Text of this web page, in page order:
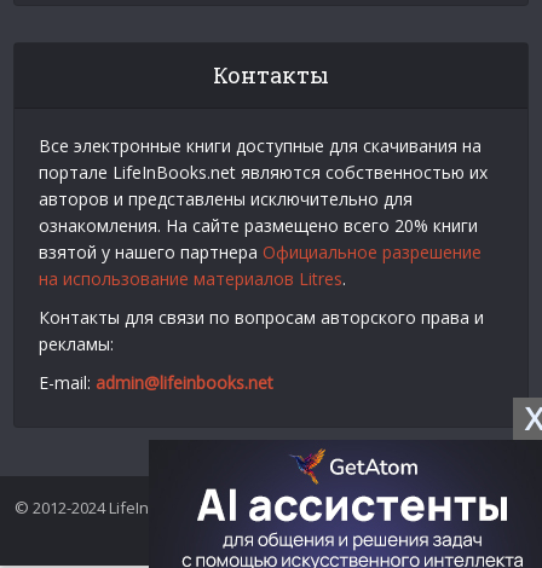
X
Контакты
Все электронные книги доступные для скачивания на
портале LifeInBooks.net являются собственностью их
авторов и представлены исключительно для
ознакомления. На сайте размещено всего 20% книги
взятой у нашего партнера Официальное разрешение
на использование материалов Litres.
Контакты для связи по вопросам авторского права и
рекламы:
E-mail: admin@lifeinbooks.net
© 2012-2024 LifeInBooks.net - Скачать бесплатно книги в форматах
fb2, epub, pdf, txt, rtf.